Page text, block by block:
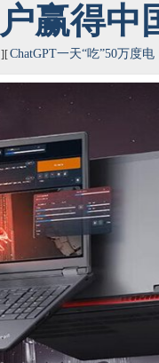
赢得中
][ChatGPT一天“吃”50万度